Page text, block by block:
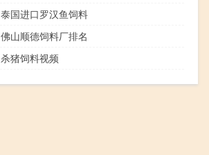
泰国进口罗汉鱼饲料
佛山顺德饲料厂排名
杀猪饲料视频